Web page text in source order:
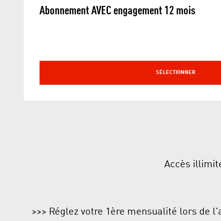
Abonnement AVEC engagement 12 mois
SÉLECTIONNER
Accès
>>> Réglez votre 1ère mensualité lors de